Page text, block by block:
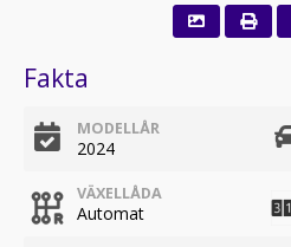
Fakta
MODELLÅR
2024
VÄXELLÅDA
Automat